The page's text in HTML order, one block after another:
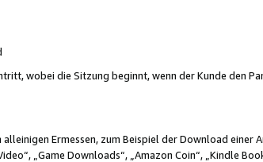
wobei die Sitzung beginnt, wenn der Kunde den
Ermessen, zum Beispiel der Download einer
„Game Downloads“, „Amazon Coin“, „Kindle